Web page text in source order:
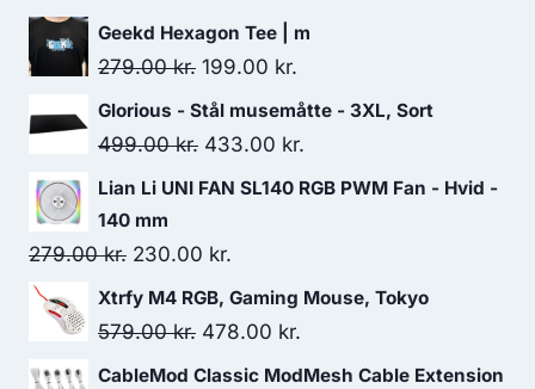
Geekd Hexagon Tee | m
279.00kr. Original
price
was:
199.00 kr.
price
is:
Glorious - Stål musemåtte - 3XL, Sort
499.00kr. Original
price
499.00 kr..
433.00 kr.
price
Lian Li UNI FAN SL140 RGB PWM Fan - Hvid -
140 mm
279.00kr. Original
price
was:
230.00 kr.
price
is:
Xtrfy M4 RGB, Gaming Mouse, Tokyo
579.00kr. Original
price
478.00 kr.
price
CableMod Classic ModMesh Cable Extension